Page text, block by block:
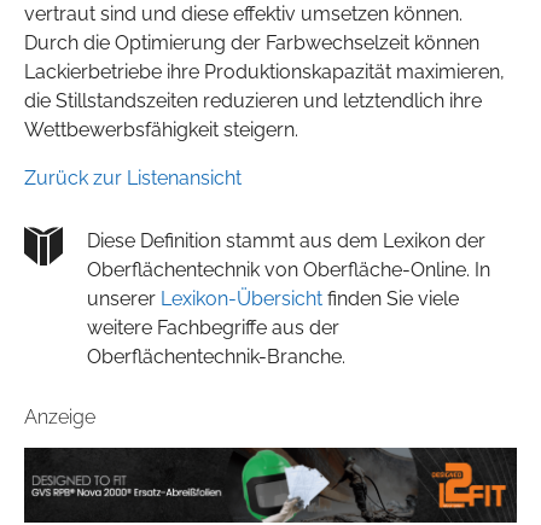
vertraut sind und diese effektiv umsetzen können.
Durch die Optimierung der Farbwechselzeit können
Lackierbetriebe ihre Produktionskapazität maximieren,
die Stillstandszeiten reduzieren und letztendlich ihre
Wettbewerbsfähigkeit steigern.
Zurück zur Listenansicht
Diese Definition stammt aus dem Lexikon der
Oberflächentechnik von Oberfläche-Online. In
unserer Lexikon-Übersicht finden Sie viele
weitere Fachbegriffe aus der
Oberflächentechnik-Branche.
Anzeige